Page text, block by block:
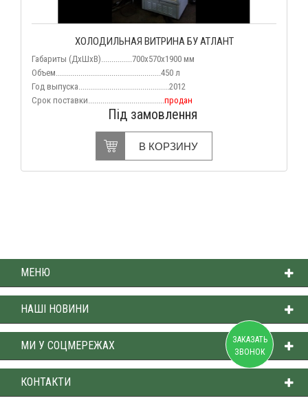
ХОЛОДИЛЬНАЯ ВИТРИНА БУ АТЛАНТ
Габариты (ДхШхВ)...............700х570х1900 мм
Объем...................................................450 л
Год выпуска............................................2012
Срок поставки.....................................продан
Під замовлення
В КОРЗИНУ
ЗАКАЗАТЬ
ЗВОНОК
МЕНЮ
НАШІ НОВИНИ
МИ У СОЦМЕРЕЖАХ
КОНТАКТИ